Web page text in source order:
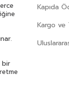
bir
Kapıda
Kargo ve